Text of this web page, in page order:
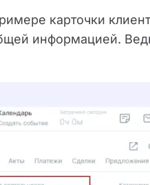
карточки
информацией.